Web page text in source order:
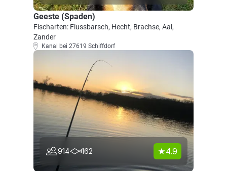
Geeste (Spaden)
Fischarten: Flussbarsch, Hecht, Brachse, Aal,
Zander
Kanal bei 27619 Schiffdorf
914 162 4.9